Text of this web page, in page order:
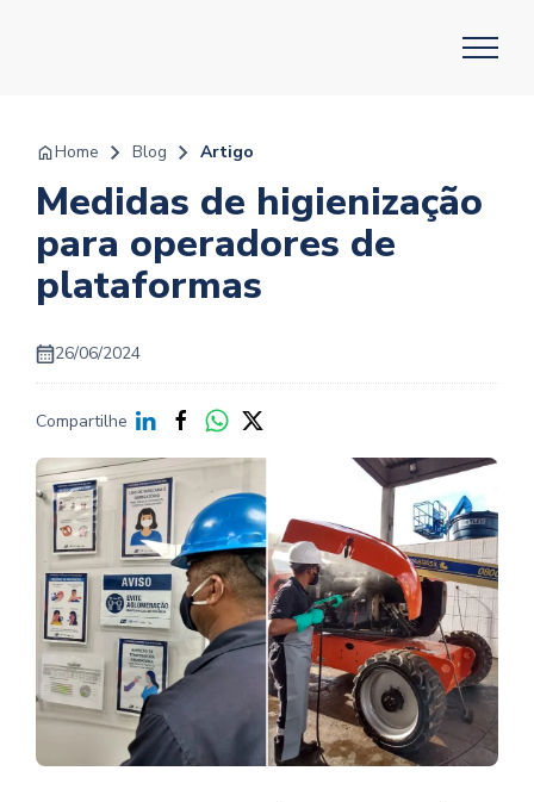
Home Blog Artigo
Medidas de higienização
para operadores de
plataformas
26/06/2024
Compartilhe